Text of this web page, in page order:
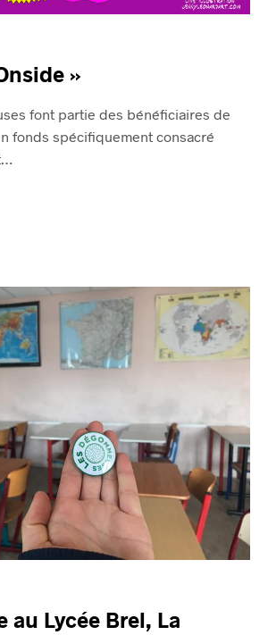
»
font partie des bénéficiaires de
fonds spécifiquement consacré
au Lycée Brel, La